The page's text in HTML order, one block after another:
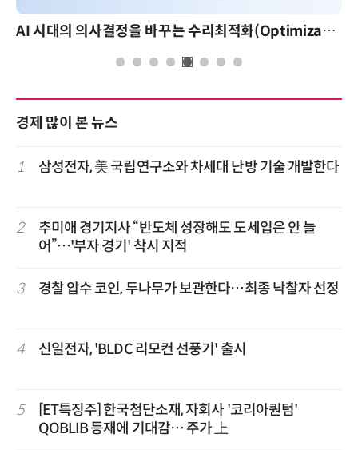
AI 시대의 의사결정을 바꾸는 수리최적화(Optimization): 실제 산업 적용 사례와 활용 전략
경제 많이 본 뉴스
1 삼성전자, 美 국립연구소와 차세대 난방 기술 개발한다
2
추미애 경기지사 “반도체 성장해도 도세입은 안 늘
어”…'부자 경기' 착시 지적
3 경찰 압수 코인, 두나무가 보관한다…최종 낙찰자 선정
4 신일전자, 'BLDC 리모컨 선풍기' 출시
5
[ET특징주] 한국첨단소재, 자회사 '코리아퀀텀'
QOBLIB 등재에 기대감… 주가 上